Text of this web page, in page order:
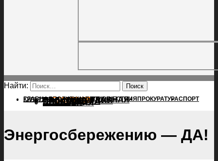
Найти:
ГЛАВНАЯПОЛИТИКАПРОИСШЕСТВИЯ ПРОКУРАТУРАСПОРТ
КУЛЬТУРАПОСЕЛЕНИЯГЛАВНАЯ
ПОЛИТИКА
ПРОИСШЕСТВИЯ
ПРОКУРАТУРА
СПОРТ
КУЛЬТУРА
ПОСЕЛЕНИЯ
Энергосбережению — ДА!